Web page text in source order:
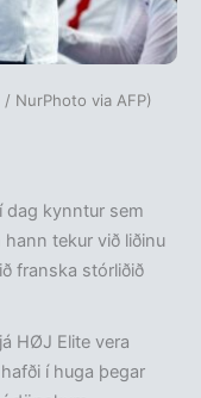
/ NurPhoto via AFP)
dag kynntur sem
tekur við liðinu
franska stórliðið
HØJ Elite vera
í huga þegar